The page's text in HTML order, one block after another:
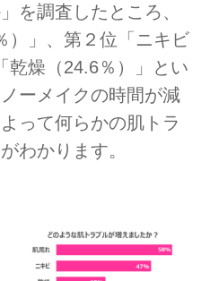
を調査したところ、
）」、第２位「ニキビ
乾燥（24.6％）」とい
ーメイクの時間が減
って何らかの肌トラ
わかります。